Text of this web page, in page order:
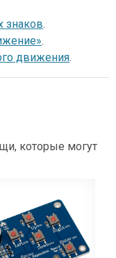
знаков.
.
движения.
которые могут